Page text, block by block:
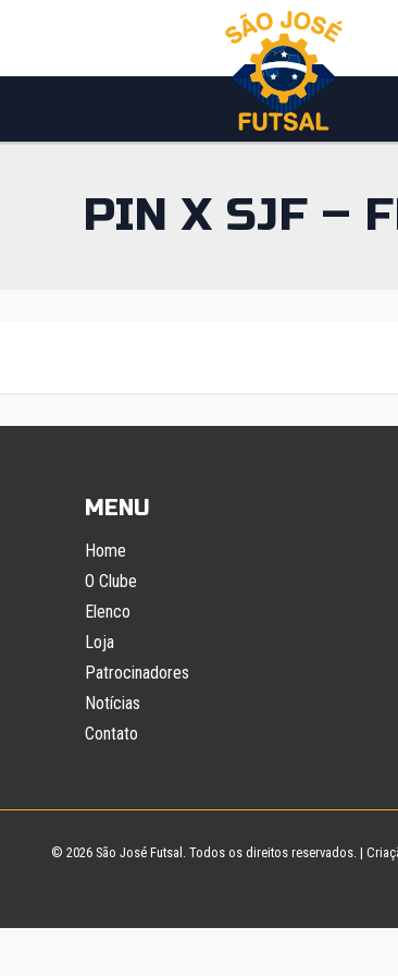
PIN X SJF –
MENU
Home
O Clube
Elenco
Loja
Patrocinadores
Notícias
Contato
© 2026 São José Futsal . Todos os direitos reservados. |